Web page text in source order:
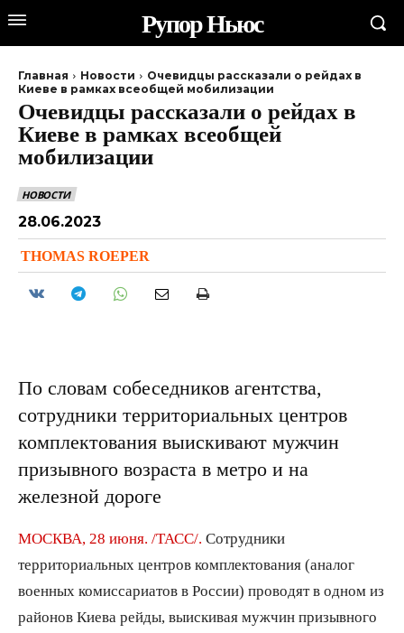
Рупор Ньюс
Главная Новости
Очевидцы рассказали о рейдах в
Киеве в рамках всеобщей мобилизации
Очевидцы рассказали о рейдах в
Киеве в рамках всеобщей
мобилизации
НОВОСТИ
28.06.2023
THOMAS ROEPER
По словам собеседников агентства,
сотрудники территориальных центров
комплектования выискивают мужчин
призывного возраста в метро и на
железной дороге
МОСКВА, 28 июня. /ТАСС/. Сотрудники
территориальных центров комплектования (аналог
военных комиссариатов в России) проводят в одном из
районов Киева рейды, выискивая мужчин призывного